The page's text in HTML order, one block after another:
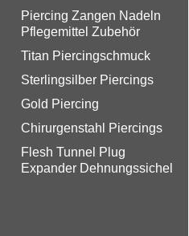
Piercing Zangen Nadeln
Pflegemittel Zubehör
Titan Piercingschmuck
Sterlingsilber Piercings
Gold Piercing
Chirurgenstahl Piercings
Flesh Tunnel Plug
Expander Dehnungssichel